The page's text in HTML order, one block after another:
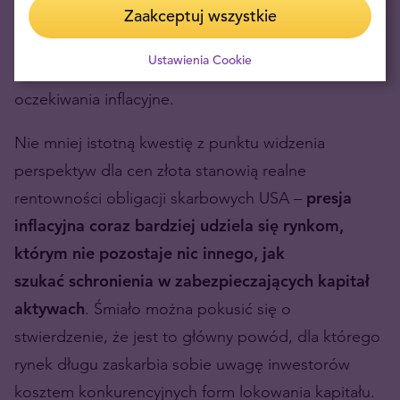
amerykańskim długoterminowa perspektywa
deprecjacji waluty, zapowiedź kolejnych bodźców,
gołębi charakter polityki monetarnej oraz rosnące
oczekiwania inflacyjne.
Nie mniej istotną kwestię z punktu widzenia
perspektyw dla cen złota stanowią realne
rentowności obligacji skarbowych USA – presja
inflacyjna coraz bardziej udziela się rynkom,
którym nie pozostaje nic innego, jak
szukać schronienia w zabezpieczających kapitał
aktywach. Śmiało można pokusić się o
stwierdzenie, że jest to główny powód, dla którego
rynek długu zaskarbia sobie uwagę inwestorów
kosztem konkurencyjnych form lokowania kapitału.
Zaakceptuj wszystkie
Ustawienia Cookie